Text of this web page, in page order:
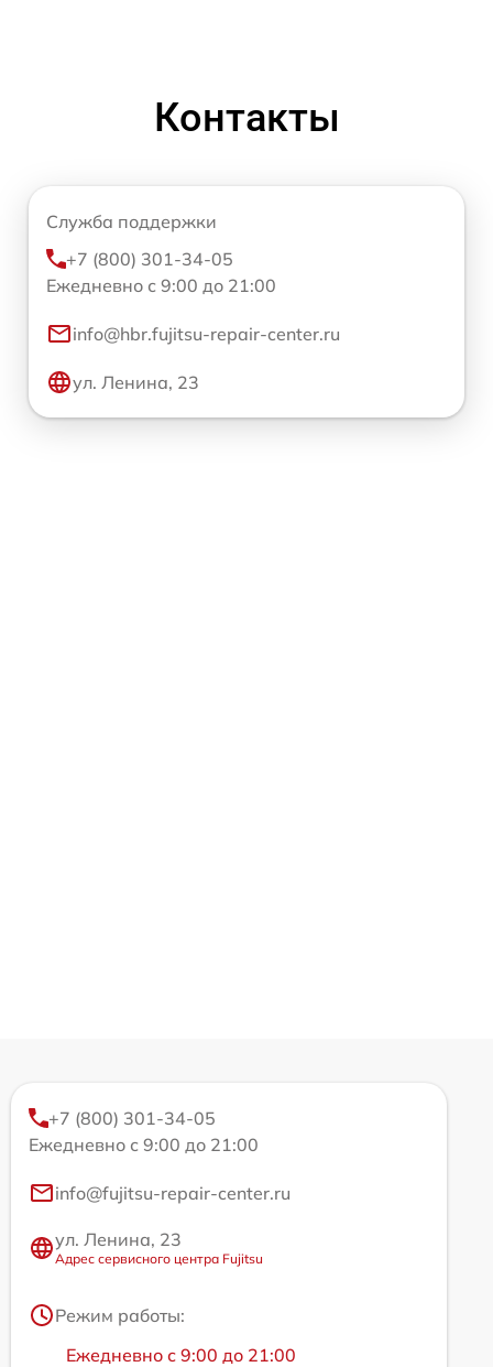
Контакты
Служба поддержки
+7 (800) 301-34-05
Ежедневно с 9:00 до 21:00
info@hbr.fujitsu-repair-center.ru
ул. Ленина, 23
+7 (800) 301-34-05
Ежедневно с 9:00 до 21:00
info@fujitsu-repair-center.ru
ул. Ленина, 23
Адрес сервисного центра Fujitsu
Режим работы:
Ежедневно с 9:00 до 21:00